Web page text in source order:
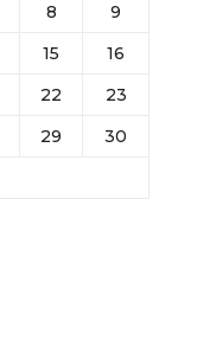
8
9
15
16
22
23
29
30